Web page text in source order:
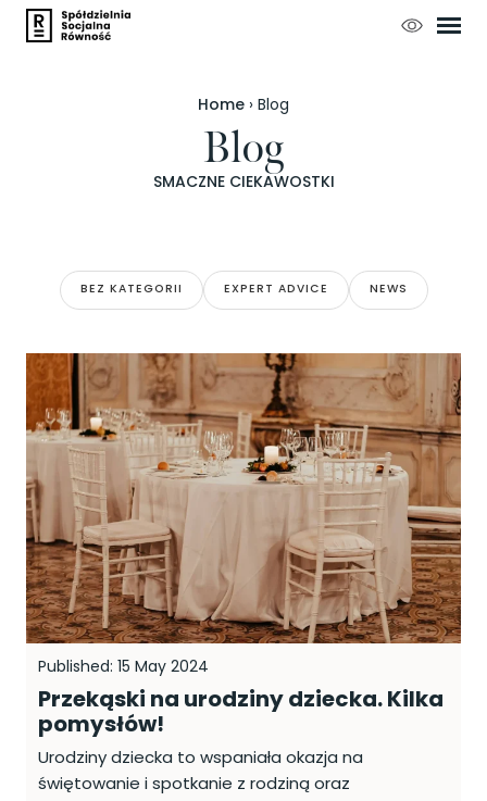
SPECIAL OCCASION
HOLIDAY CATERING
Home › Blog
Blog
SMACZNE CIEKAWOSTKI
BEZ KATEGORII EXPERT ADVICE NEWS
Published: 15 May 2024
Przekąski na urodziny dziecka. Kilka
pomysłów!
Urodziny dziecka to wspaniała okazja na
świętowanie i spotkanie z rodziną oraz